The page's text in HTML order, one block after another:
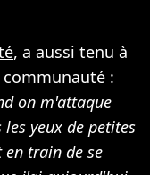
, a aussi tenu à
:
on m'attaque
yeux de petites
train de se